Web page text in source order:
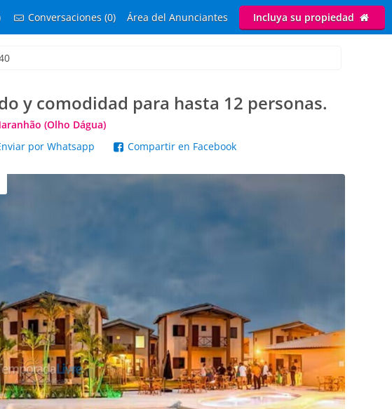
Conversaciones (0) Área del Anunciantes Incluya su propiedad
y comodidad para hasta 12 personas.
(Olho Dágua)
por Whatsapp Compartir en Facebook